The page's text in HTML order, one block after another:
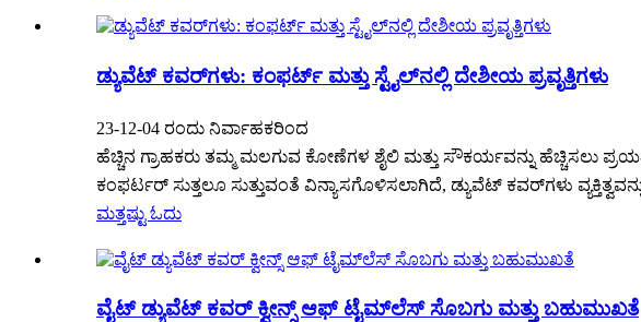
ಡ್ಯುವೆಟ್ ಕವರ್‌ಗಳು: ಕಂಫರ್ಟ್ ಮತ್ತು ಸ್ಟೈಲ್‌ನಲ್ಲಿ ದೇಶೀಯ ಪ್ರವೃತ್ತಿಗಳು
23-12-04 ರಂದು ನಿರ್ವಾಹಕರಿಂದ
ಹೆಚ್ಚಿನ ಗ್ರಾಹಕರು ತಮ್ಮ ಮಲಗುವ ಕೋಣೆಗಳ ಶೈಲಿ ಮತ್ತು ಸೌಕರ್ಯವನ್ನು ಹೆಚ್ಚಿಸಲು
ಕಂಫರ್ಟರ್ ಸುತ್ತಲೂ ಸುತ್ತುವಂತೆ ವಿನ್ಯಾಸಗೊಳಿಸಲಾಗಿದೆ, ಡ್ಯುವೆಟ್ ಕವರ್‌ಗಳು
ಮತ್ತಷ್ಟು ಓದು
ವೈಟ್ ಡ್ಯುವೆಟ್ ಕವರ್ ಕ್ವೀನ್ಸ್ ಆಫ್ ಟೈಮ್‌ಲೆಸ್ ಸೊಬಗು ಮತ್ತು ಬಹುಮುಖತೆ